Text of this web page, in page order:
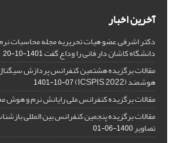
آخرین اخبار
دکتر اشرفی عضو هیات تحریریه مجله محاسبات
دانشگاه کاشان دار فانی را وداع گفت1401-10-20
مقالات برگزیده هشتمین کنفرانس پردازش
هوشمند (ICSPIS 2022) 1401-10-07
مقالات برگزیده کنفرانس ملی رایانش نرم و هوش
مقالات برگزیده پنجمین کنفرانس بین المللی
تصاویر1400-06-01